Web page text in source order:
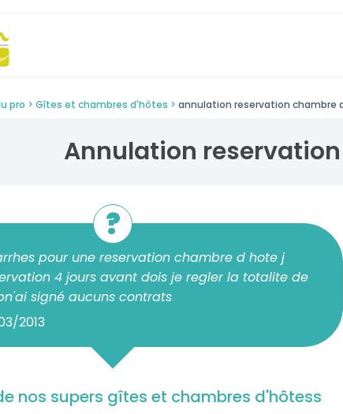
pro Gîtes et chambres d'hôtes annulation reservation chambre
annulation
pour une reservation chambre d hote j
4 jours avant dois je regler la totalite de
signé aucuns contrats
2013
de nos supers gîtes et chambres d'hôtess